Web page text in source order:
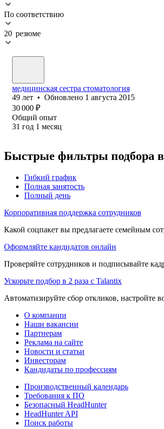
По соответствию
20 резюме
медицинская сестра стоматология
49 лет • Обновлено 1 августа 2015
30 000 ₽
Общий опыт
31 год 1 месяц
Быстрые фильтры подбора
Гибкий график
Полная занятость
Полный день
Корпоративная поддержка сотрудников
Какой соцпакет вы предлагаете семейным
Оформляйте кандидатов онлайн
Проверяйте сотрудников и подписывайте
Ускорьте подбор в 2 раза с Talantix
Автоматизируйте сбор откликов, настройте
О компании
Наши вакансии
Партнерам
Реклама на сайте
Новости и статьи
Инвесторам
Кандидаты по профессиям
Производственный календарь
Требования к ПО
Безопасный HeadHunter
HeadHunter API
Поиск работы